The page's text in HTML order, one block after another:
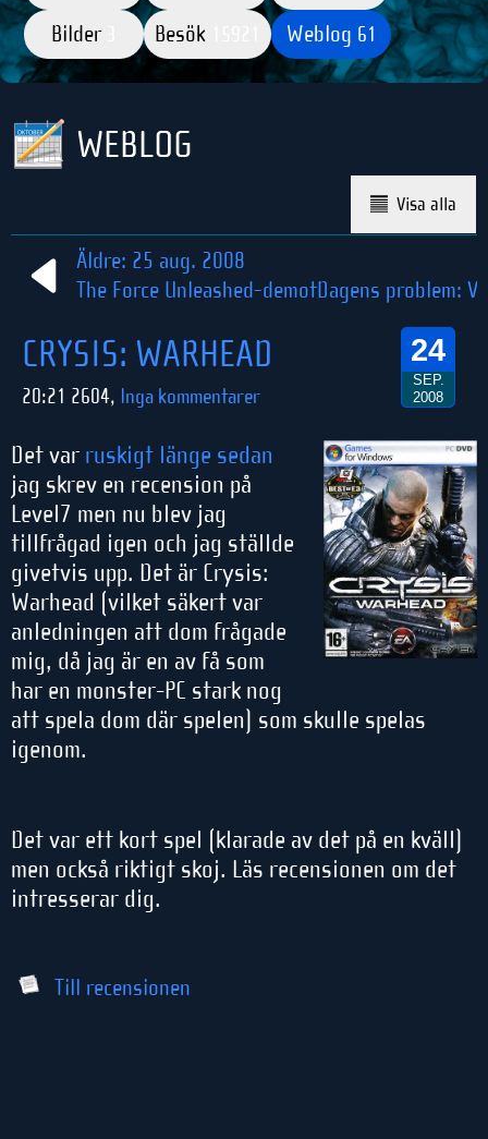
Bilder Besök Weblog 61
WEBLOG
Visa alla
Äldre: 25 aug. 2008
The Force Unleashed-demotDagens problem:
24
SEP.
2008
CRYSIS: WARHEAD
20:21 2604, Inga kommentarer
Det var ruskigt länge sedan
jag skrev en recension på
Level7 men nu blev jag
tillfrågad igen och jag ställde
givetvis upp. Det är Crysis:
Warhead (vilket säkert var
anledningen att dom frågade
mig, då jag är en av få som
har en monster-PC stark nog
att spela dom där spelen) som skulle spelas
igenom.
Det var ett kort spel (klarade av det på en kväll)
men också riktigt skoj. Läs recensionen om det
intresserar dig.
Till recensionen